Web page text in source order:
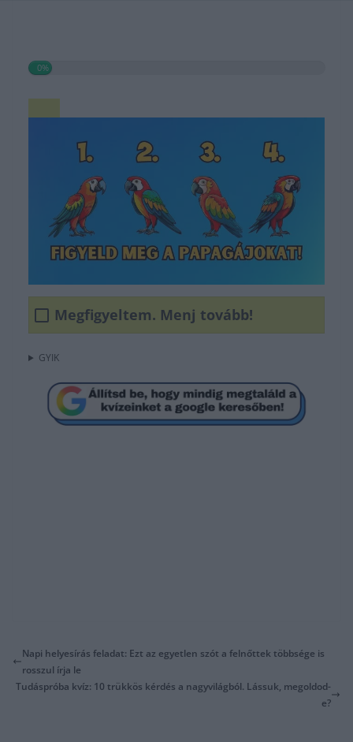
0%
Megfigyeltem. Menj tovább!
GYIK
Napi helyesírás feladat: Ezt az egyetlen szót a felnőttek többsége is
rosszul írja le
Tudáspróba kvíz: 10 trükkös kérdés a nagyvilágból. Lássuk, megoldod-
e?